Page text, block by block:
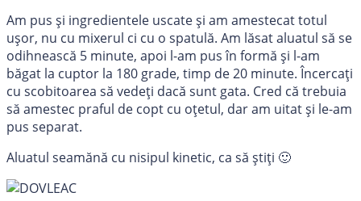
Am pus și ingredientele uscate și am amestecat totul
ușor, nu cu mixerul ci cu o spatulă. Am lăsat aluatul să se
odihnească 5 minute, apoi l-am pus în formă și l-am
băgat la cuptor la 180 grade, timp de 20 minute. Încercați
cu scobitoarea să vedeți dacă sunt gata. Cred că trebuia
să amestec praful de copt cu oțetul, dar am uitat și le-am
pus separat.
Aluatul seamănă cu nisipul kinetic, ca să știți 🙂